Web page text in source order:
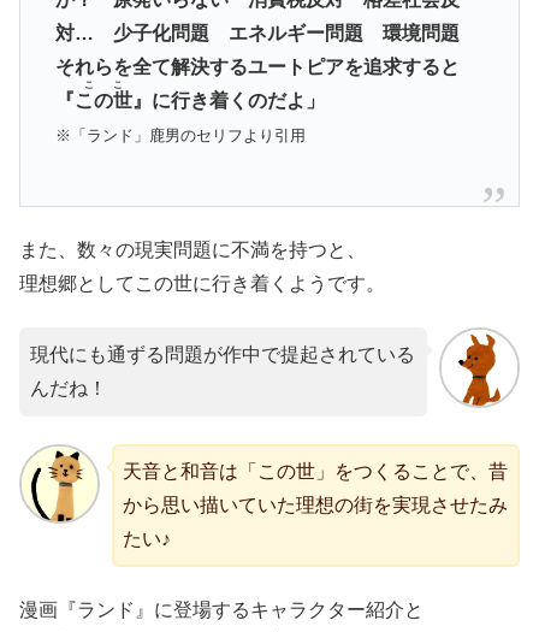
対… 少子化問題 エネルギー問題 環境問題
それらを全て解決するユートピアを追求すると
『この世
ここ
』に行き着くのだよ」
※「ランド」鹿男のセリフより引用
また、数々の現実問題に不満を持つと、
理想郷としてこの世に行き着くようです。
現代にも通ずる問題が作中で提起されている
んだね！
天音と和音は「この世」をつくることで、昔
から思い描いていた理想の街を実現させたみ
たい♪
漫画『ランド』に登場するキャラクター紹介と